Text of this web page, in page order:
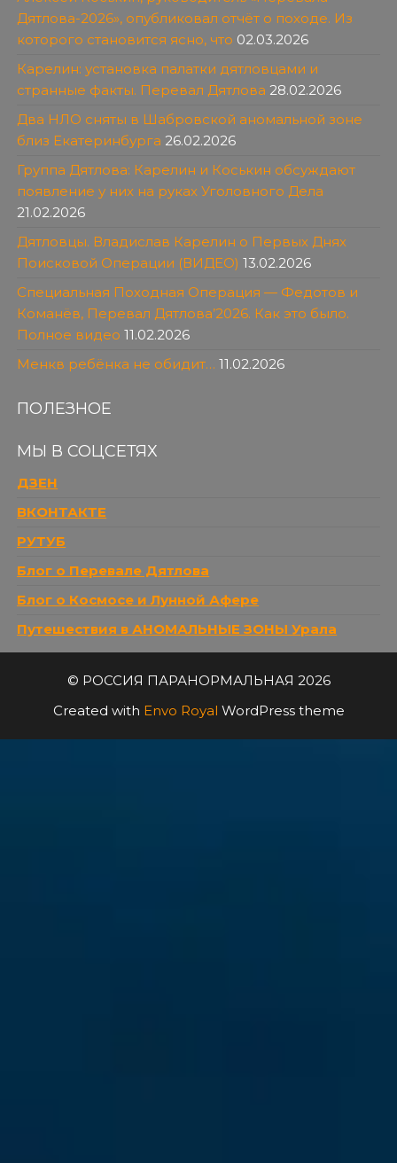
Дятлова-2026», опубликовал отчёт о походе. Из
которого становится ясно, что 02.03.2026
Карелин: установка палатки дятловцами и
странные факты. Перевал Дятлова 28.02.2026
Два НЛО сняты в Шабровской аномальной зоне
близ Екатеринбурга 26.02.2026
Группа Дятлова: Карелин и Коськин обсуждают
появление у них на руках Уголовного Дела
21.02.2026
Дятловцы. Владислав Карелин о Первых Днях
Поисковой Операции (ВИДЕО) 13.02.2026
Специальная Походная Операция — Федотов и
Команёв, Перевал Дятлова’2026. Как это было.
Полное видео 11.02.2026
Менкв ребёнка не обидит… 11.02.2026
ПОЛЕЗНОЕ
МЫ В СОЦСЕТЯХ
ДЗЕН
ВКОНТАКТЕ
РУТУБ
Блог о Перевале Дятлова
Блог о Космосе и Лунной Афере
Путешествия в АНОМАЛЬНЫЕ ЗОНЫ Урала
© РОССИЯ ПАРАНОРМАЛЬНАЯ 2026
Created with Envo Royal WordPress theme